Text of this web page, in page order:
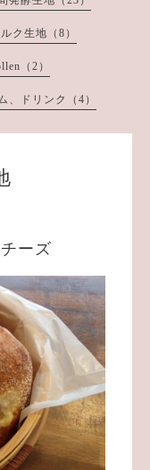
ルク生地（8）
（2）
、ドリンク（4）
ーズ